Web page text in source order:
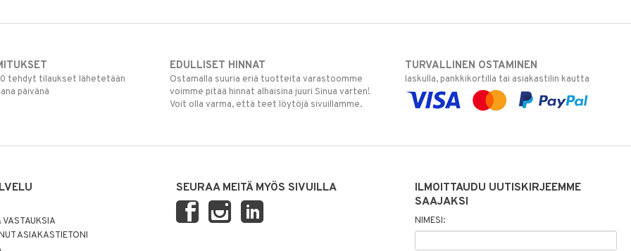
tehdyt tilaukset lähetetään
päivänä
EDULLISET HINNAT
Ostamalla suuria eriä tuotteita varastoomme
voimme pitää hinnat alhaisina juuri Sinua varten!
Voit olla varma, että teet löytöjä sivuillamme.
TURVALLINEN OSTAMINEN
laskulla, pankkikortilla tai asiakastilin kautta
ASIAKASTIETONI
SEURAA MEITÄ MYÖS SIVUILLA
ILMOITTAUDU UUTISKIRJEEMME
SAAJAKSI
NIMESI: